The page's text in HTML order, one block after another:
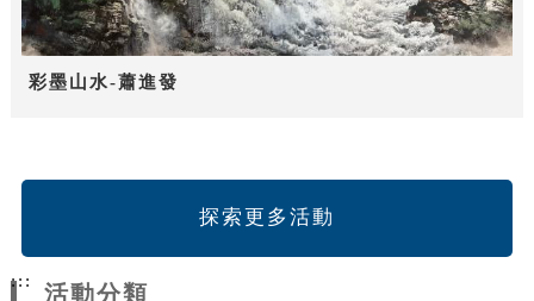
彩墨山水-蕭進發
探索更多活動
:::
活動分類